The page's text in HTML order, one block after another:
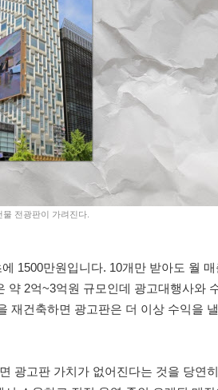
전광판이 가려진다.
1500만원입니다. 10개만 받아도 월 매
약 2억~3억원 규모인데 광고대행사와
재건축하면 광고판은 더 이상 수익을
광고판 가치가 없어진다는 것을 당연